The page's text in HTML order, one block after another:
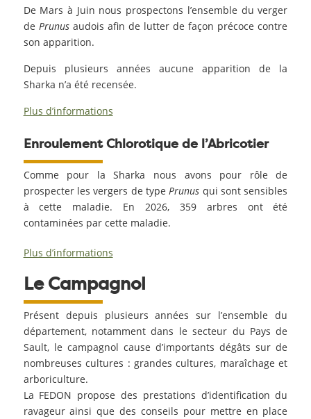
De Mars à Juin nous prospectons l’ensemble du verger
de Prunus audois afin de lutter de façon précoce contre
son apparition.
Depuis plusieurs années aucune apparition de la
Sharka n’a été recensée.
Plus d’informations
Enroulement Chlorotique de l’Abricotier
Comme pour la Sharka nous avons pour rôle de
prospecter les vergers de typePrunus qui sont sensibles
à cette maladie. En 2026, 359 arbres ont été
contaminées par cette maladie.
Plus d’informations
Le Campagnol
Présent depuis plusieurs années sur l’ensemble du
département, notamment dans le secteur du Pays de
Sault, le campagnol cause d’importants dégâts sur de
nombreuses cultures : grandes cultures, maraîchage et
arboriculture.
La FEDON propose des prestations d’identification du
ravageur ainsi que des conseils pour mettre en place